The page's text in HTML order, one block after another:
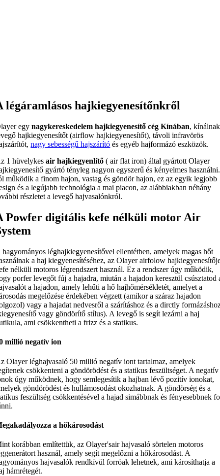
légáramlásos hajkiegyenesítőnkről
egynagykereskedelemhajkiegyenesítő cég Kínában, kínálnak
hajkiegyenesítőt (airflow hajkiegyenesítőt), távoli infravörös
nagy sebességű hajszárító és egyéb hajformázó eszközök.
1 hüvelykesair hajkiegyenlítő ( air flat iron) által gyártott Olayer
gyártó tényleg nagyon egyszerű és kényelmes használni.
működik a finom hajon, vastag és göndör hajon, ez az egyik legjobb
és a legújabb technológia a mai piacon, az alábbiakban néhány
részletet a levegő hajvasalónkról.
Powfer digitális kefe nélküli motor Air
hagyományos léghajkiegyenesítővel ellentétben, amelyek magas hőt
a haj kiegyenesítéséhez, az Olayer airfolow
nélküli motoros légrendszert használ. Ez a rendszer úgy működik,
porfer levegőt fúj a hajadra, miután a hajadon keresztül csúsztatod
a hajadon, amely lehűti a hő hajhőmérsékletét, amelyet a
megelőzése érdekében végzett (amikor a száraz hajadon
vagy a hajadat nedvesről a szárításhoz és a dirctly
vagy göndörítő stílus). A levegő is segít lezárni a haj
ami csökkentheti a frizz és a statikus.
millió negatív ion
Olayer léghajvasaló 50 millió negatív iont tartalmaz, amelyek
csökkenteni a göndörödést és a statikus feszültséget. A negatív
úgy működnek, hogy semlegesítik a hajban lévő pozitív ionokat,
göndörödést és hullámosodást okozhatnak. A göndörség és a
feszültség csökkentésével a hajad simábbnak és fényesebbnek
a hőkárosodást
korábban említettük, az Olayer'sair hajvasaló sörtelen motoros
használ, amely segít megelőzni a hőkárosodást. A
hajvasalók rendkívül forróak lehetnek, ami károsíthatja a
hámrétegét.